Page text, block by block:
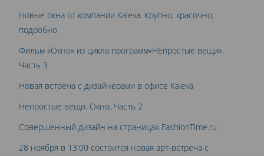
Новые окна от компании Kaleva. Крупно, красочно,
подробно
Фильм «Окно» из цикла программ«НЕпростые вещи».
Часть 3
Новая встреча с дизайнерами в офисе Kaleva
Непростые вещи. Окно. Часть 2
Совершенный дизайн на страницах FashionTime.ru
28 ноября в 13:00 состоится новая арт-встреча с